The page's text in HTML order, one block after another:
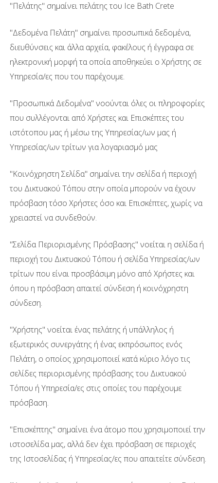
"Πελάτης" σημαίνει πελάτης του Ice Bath Crete
"Δεδομένα Πελάτη" σημαίνει προσωπικά δεδομένα,
διευθύνσεις και άλλα αρχεία, φακέλους ή έγγραφα σε
ηλεκτρονική μορφή τα οποία αποθηκεύει ο Χρήστης σε
Υπηρεσία/ες που του παρέχουμε.
"Προσωπικά Δεδομένα" νοούνται όλες οι πληροφορίες
που συλλέγονται από Χρήστες και Επισκέπτες του
ιστότοπου μας ή μέσω της Υπηρεσίας/ων μας ή
Υπηρεσίας/ων τρίτων για λογαριασμό μας
"Κοινόχρηστη Σελίδα" σημαίνει την σελίδα ή περιοχή
του Δικτυακού Τόπου στην οποία μπορούν να έχουν
πρόσβαση τόσο Χρήστες όσο και Επισκέπτες, χωρίς να
χρειαστεί να συνδεθούν.
"Σελίδα Περιορισμένης Πρόσβασης" νοείται η σελίδα ή
περιοχή του Δικτυακού Τόπου ή σελίδα Υπηρεσίας/ων
τρίτων που είναι προσβάσιμη μόνο από Χρήστες και
όπου η πρόσβαση απαιτεί σύνδεση ή κοινόχρηστη
σύνδεση.
"Χρήστης" νοείται ένας πελάτης ή υπάλληλος ή
εξωτερικός συνεργάτης ή ένας εκπρόσωπος ενός
Πελάτη, ο οποίος χρησιμοποιεί κατά κύριο λόγο τις
σελίδες περιορισμένης πρόσβασης του Δικτυακού
Τόπου ή Υπηρεσία/ες στις οποίες του παρέχουμε
πρόσβαση.
"Επισκέπτης" σημαίνει ένα άτομο που χρησιμοποιεί την
ιστοσελίδα μας, αλλά δεν έχει πρόσβαση σε περιοχές
της Ιστοσελίδας ή Υπηρεσίας/ες που απαιτείτε σύνδεση.